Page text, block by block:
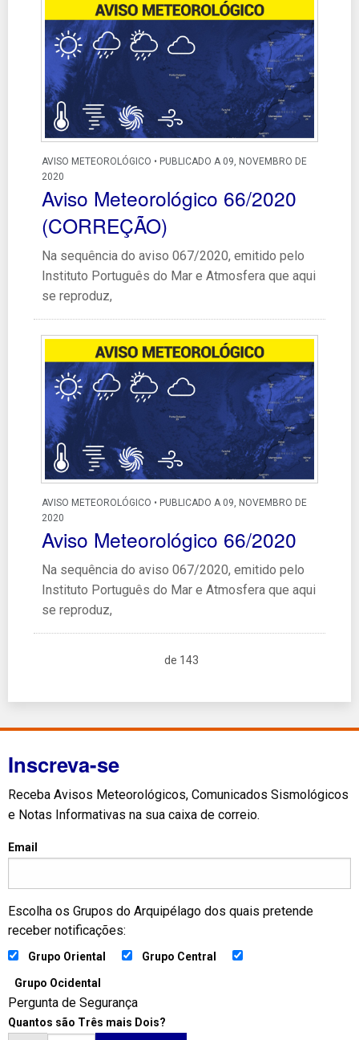
AVISO METEOROLÓGICO • PUBLICADO A 09, NOVEMBRO DE
2020
Aviso Meteorológico 66/2020
(CORREÇÃO)
Na sequência do aviso 067/2020, emitido pelo
Instituto Português do Mar e Atmosfera que aqui
se reproduz,
AVISO METEOROLÓGICO • PUBLICADO A 09, NOVEMBRO DE
2020
Aviso Meteorológico 66/2020
Na sequência do aviso 067/2020, emitido pelo
Instituto Português do Mar e Atmosfera que aqui
se reproduz,
de 143
Inscreva-se
Receba Avisos Meteorológicos, Comunicados Sismológicos
e Notas Informativas na sua caixa de correio.
Email
Escolha os Grupos do Arquipélago dos quais pretende
receber notificações:
Grupo Oriental Grupo Central
Grupo Ocidental
Pergunta de Segurança
Quantos são Três mais Dois?